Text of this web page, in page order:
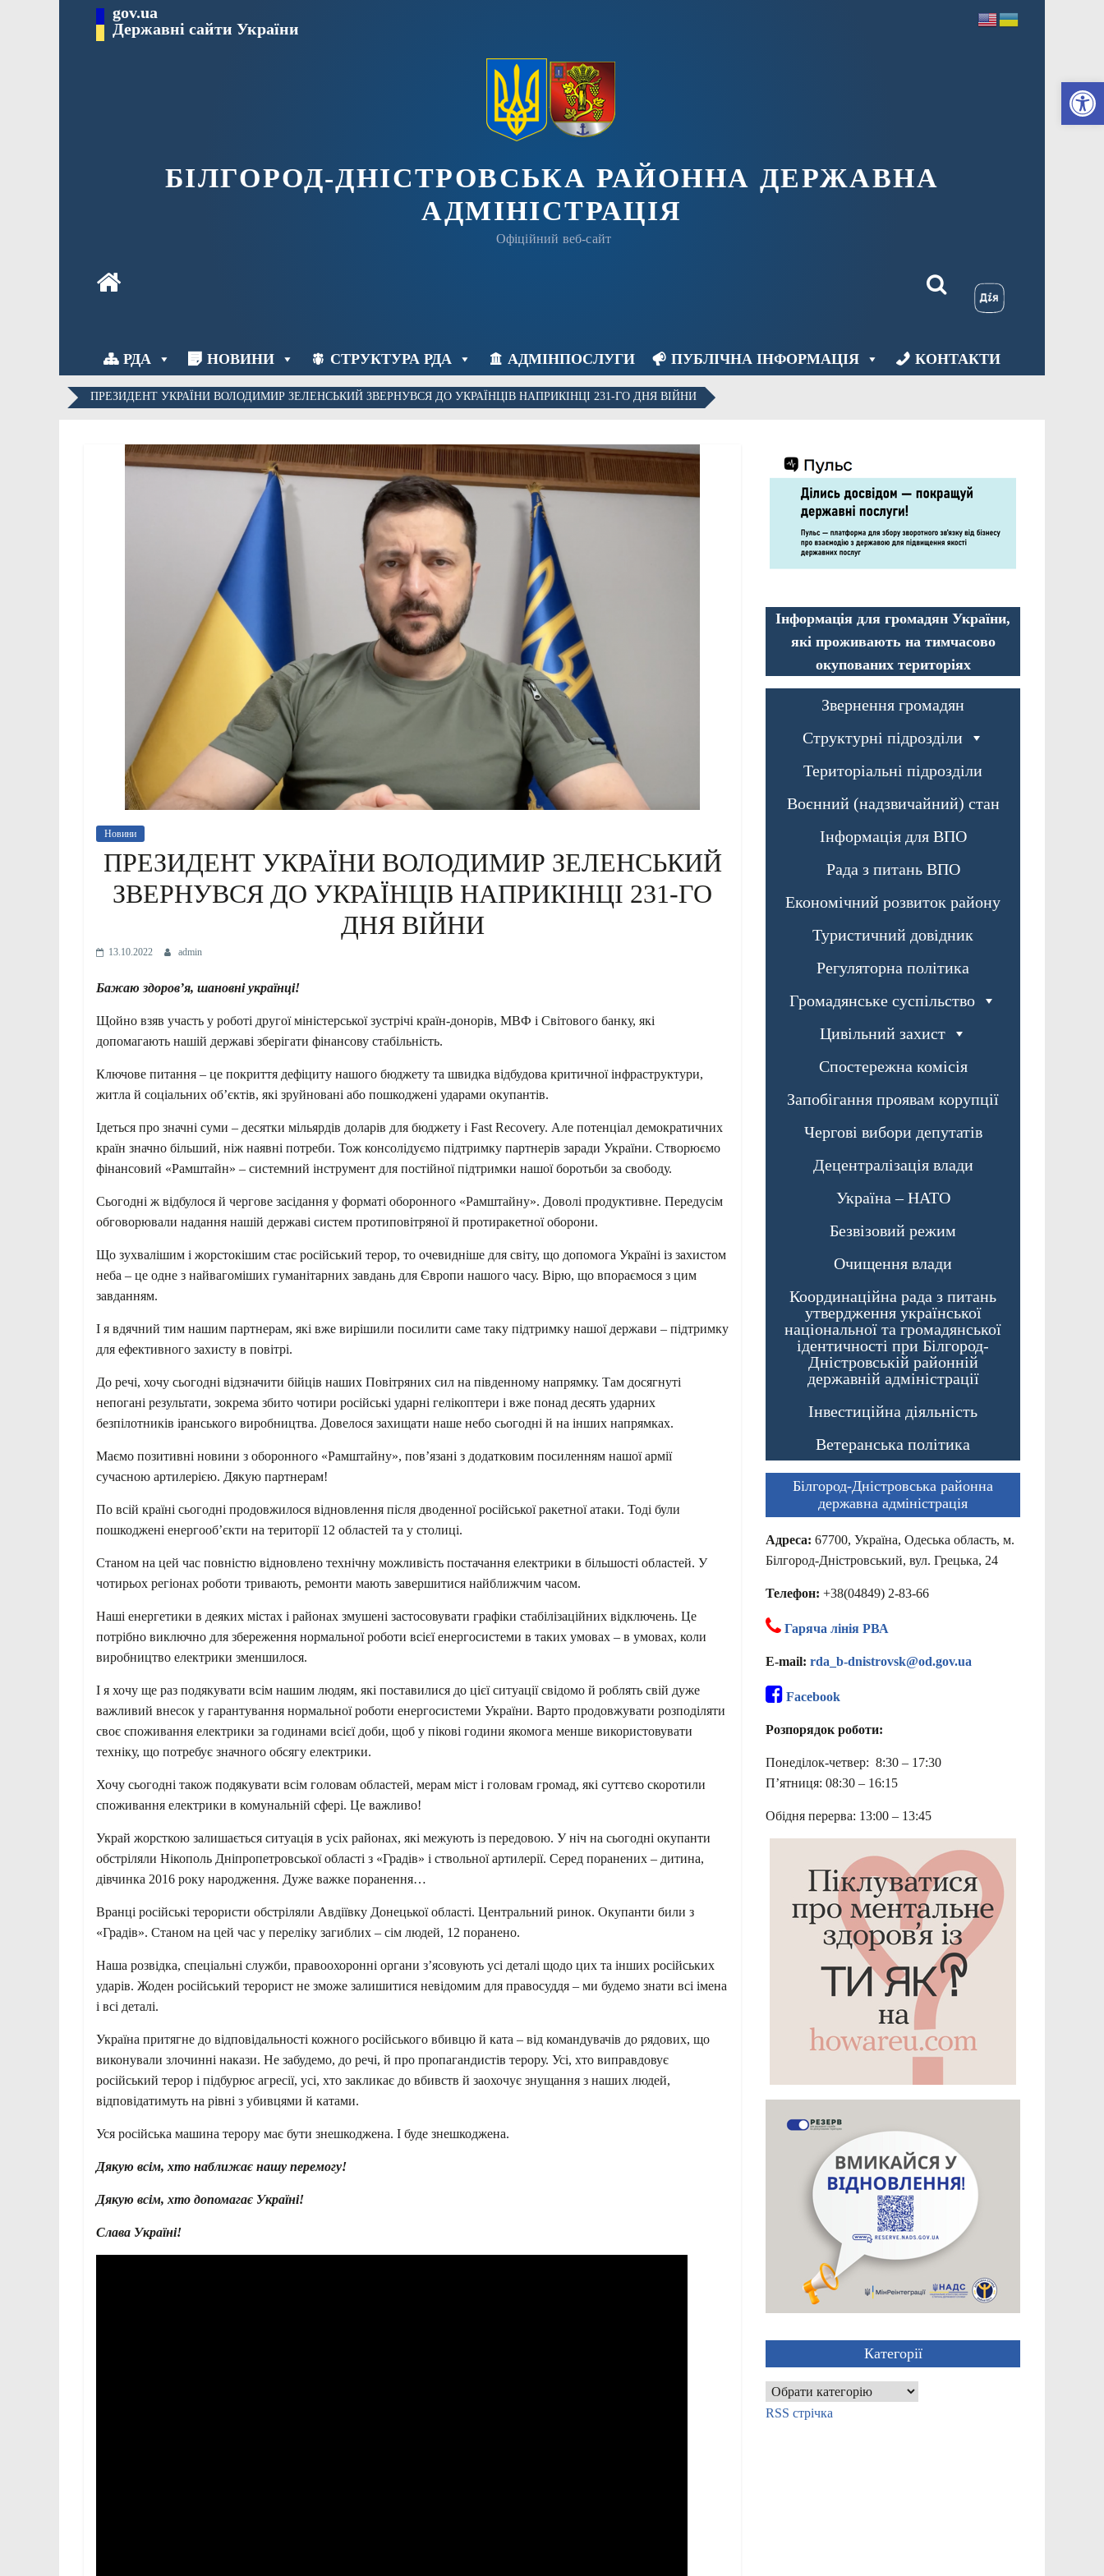
gov.ua
Державні сайти України
БІЛГОРОД-ДНІСТРОВСЬКА РАЙОННА ДЕРЖАВНА
АДМІНІСТРАЦІЯ
Офіційний веб-сайт
РДА НОВИНИ СТРУКТУРА РДА АДМІНПОСЛУГИ ПУБЛІЧНА ІНФОРМАЦІЯ КОНТАКТИ
ПРЕЗИДЕНТ УКРАЇНИ ВОЛОДИМИР ЗЕЛЕНСЬКИЙ ЗВЕРНУВСЯ ДО УКРАЇНЦІВ НАПРИКІНЦІ 231-ГО ДНЯ ВІЙНИ
Новини
ПРЕЗИДЕНТ УКРАЇНИ ВОЛОДИМИР ЗЕЛЕНСЬКИЙ
ЗВЕРНУВСЯ ДО УКРАЇНЦІВ НАПРИКІНЦІ 231-ГО
ДНЯ ВІЙНИ
13.10.2022 admin
Бажаю здоров’я, шановні українці!
Щойно взяв участь у роботі другої міністерської зустрічі країн-донорів, МВФ і Світового банку, які
допомагають нашій державі зберігати фінансову стабільність.
Ключове питання – це покриття дефіциту нашого бюджету та швидка відбудова критичної інфраструктури,
житла й соціальних об’єктів, які зруйновані або пошкоджені ударами окупантів.
Ідеться про значні суми – десятки мільярдів доларів для бюджету і Fast Recovery. Але потенціал демократичних
країн значно більший, ніж наявні потреби. Тож консолідуємо підтримку партнерів заради України. Створюємо
фінансовий «Рамштайн» – системний інструмент для постійної підтримки нашої боротьби за свободу.
Сьогодні ж відбулося й чергове засідання у форматі оборонного «Рамштайну». Доволі продуктивне. Передусім
обговорювали надання нашій державі систем протиповітряної й протиракетної оборони.
Що зухвалішим і жорстокішим стає російський терор, то очевидніше для світу, що допомога Україні із захистом
неба – це одне з найвагоміших гуманітарних завдань для Європи нашого часу. Вірю, що впораємося з цим
завданням.
І я вдячний тим нашим партнерам, які вже вирішили посилити саме таку підтримку нашої держави – підтримку
для ефективного захисту в повітрі.
До речі, хочу сьогодні відзначити бійців наших Повітряних сил на південному напрямку. Там досягнуті
непогані результати, зокрема збито чотири російські ударні гелікоптери і вже понад десять ударних
безпілотників іранського виробництва. Довелося захищати наше небо сьогодні й на інших напрямках.
Маємо позитивні новини з оборонного «Рамштайну», пов’язані з додатковим посиленням нашої армії
сучасною артилерією. Дякую партнерам!
По всій країні сьогодні продовжилося відновлення після дводенної російської ракетної атаки. Тоді були
пошкоджені енергообʼєкти на території 12 областей та у столиці.
Станом на цей час повністю відновлено технічну можливість постачання електрики в більшості областей. У
чотирьох регіонах роботи тривають, ремонти мають завершитися найближчим часом.
Наші енергетики в деяких містах і районах змушені застосовувати графіки стабілізаційних відключень. Це
потрібно виключно для збереження нормальної роботи всієї енергосистеми в таких умовах – в умовах, коли
виробництво електрики зменшилося.
І я хочу ще раз подякувати всім нашим людям, які поставилися до цієї ситуації свідомо й роблять свій дуже
важливий внесок у гарантування нормальної роботи енергосистеми України. Варто продовжувати розподіляти
своє споживання електрики за годинами всієї доби, щоб у пікові години якомога менше використовувати
техніку, що потребує значного обсягу електрики.
Хочу сьогодні також подякувати всім головам областей, мерам міст і головам громад, які суттєво скоротили
споживання електрики в комунальній сфері. Це важливо!
Украй жорсткою залишається ситуація в усіх районах, які межують із передовою. У ніч на сьогодні окупанти
обстріляли Нікополь Дніпропетровської області з «Градів» і ствольної артилерії. Серед поранених – дитина,
дівчинка 2016 року народження. Дуже важке поранення…
Вранці російські терористи обстріляли Авдіївку Донецької області. Центральний ринок. Окупанти били з
«Градів». Станом на цей час у переліку загиблих – сім людей, 12 поранено.
Наша розвідка, спеціальні служби, правоохоронні органи зʼясовують усі деталі щодо цих та інших російських
ударів. Жоден російський терорист не зможе залишитися невідомим для правосуддя – ми будемо знати всі імена
і всі деталі.
Україна притягне до відповідальності кожного російського вбивцю й ката – від командувачів до рядових, що
виконували злочинні накази. Не забудемо, до речі, й про пропагандистів терору. Усі, хто виправдовує
російський терор і підбурює агресії, усі, хто закликає до вбивств й заохочує знущання з наших людей,
відповідатимуть на рівні з убивцями й катами.
Уся російська машина терору має бути знешкоджена. І буде знешкоджена.
Дякую всім, хто наближає нашу перемогу!
Дякую всім, хто допомагає Україні!
Слава Україні!
Інформація для громадян України,
які проживають на тимчасово
окупованих територіях
Звернення громадян
Структурні підрозділи
Територіальні підрозділи
Воєнний (надзвичайний) стан
Інформація для ВПО
Рада з питань ВПО
Економічний розвиток району
Туристичний довідник
Регуляторна політика
Громадянське суспільство
Цивільний захист
Спостережна комісія
Запобігання проявам корупції
Чергові вибори депутатів
Децентралізація влади
Україна – НАТО
Безвізовий режим
Очищення влади
Координаційна рада з питань
утвердження української
національної та громадянської
ідентичності при Білгород-
Дністровській районній
державній адміністрації
Інвестиційна діяльність
Ветеранська політика
Білгород-Дністровська районна
державна адміністрація
Адреса: 67700, Україна, Одеська область, м.
Білгород-Дністровський, вул. Грецька, 24
Телефон: +38(04849) 2-83-66
Гаряча лінія РВА
E-mail: rda_b-dnistrovsk@od.gov.ua
Facebook
Розпорядок роботи:
Понеділок-четвер: 8:30 – 17:30
П’ятниця: 08:30 – 16:15
Обідня перерва: 13:00 – 13:45
Категорії
Категорії
RSS стрічка